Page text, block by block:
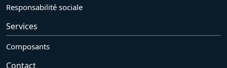
Responsabilité sociale
Services
Composants
Contact